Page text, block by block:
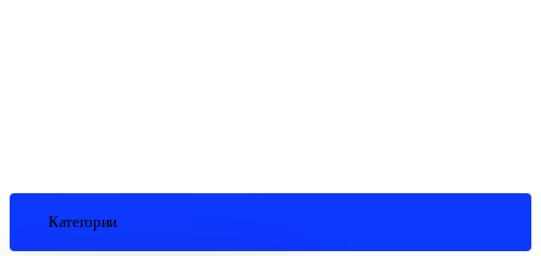
Категории